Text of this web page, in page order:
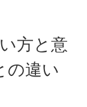
方と意
の違い